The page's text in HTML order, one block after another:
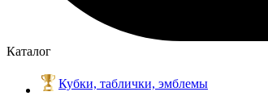
Каталог
Кубки, таблички, эмблемы